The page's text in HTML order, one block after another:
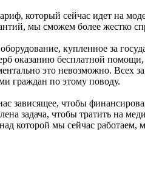
который сейчас идет на
мы сможем более жестко
купленное за
оказанию бесплатной
это невозможно. Всех
граждан по этому поводу.
зависящее, чтобы
задача, чтобы тратить на
которой мы сейчас